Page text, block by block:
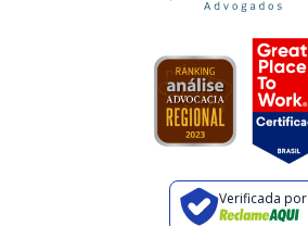
Verificada por